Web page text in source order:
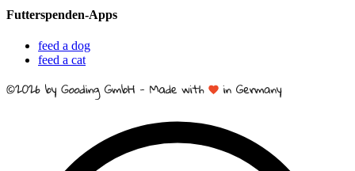
Futterspenden-Apps
feed a dog
feed a cat